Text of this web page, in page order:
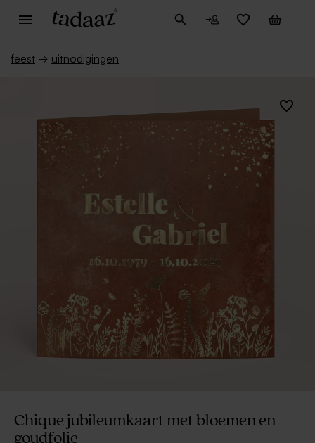
feest → uitnodigingen
Chique jubileumkaart met bloemen en
goudfolie